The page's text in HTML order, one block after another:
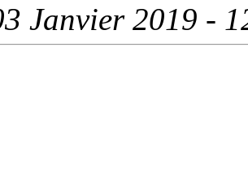
Janvier 2019 -